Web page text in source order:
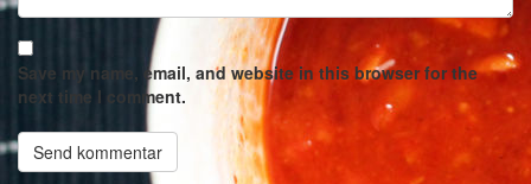
Save my name, email, and website in this browser for the
next time I comment.